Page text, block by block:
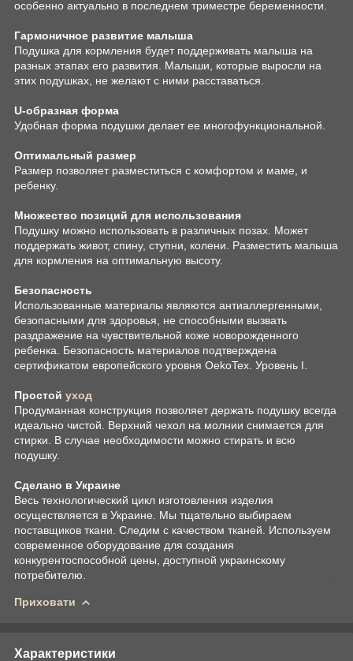
особенно актуально в последнем триместре беременности.
Гармоничное развитие малыша
Подушка для кормления будет поддерживать малыша на
разных этапах его развития. Малыши, которые выросли на
этих подушках, не желают с ними расставаться.
U-образная форма
Удобная форма подушки делает ее многофункциональной.
Оптимальный размер
Размер позволяет разместиться с комфортом и маме, и
ребенку.
Множество позиций для использования
Подушку можно использовать в различных позах. Может
поддержать живот, спину, ступни, колени. Разместить малыша
для кормления на оптимальную высоту.
Безопасность
Использованные материалы являются антиаллергенными,
безопасными для здоровья, не способными вызвать
раздражение на чувствительной коже новорожденного
ребенка. Безопасность материалов подтверждена
сертификатом европейского уровня OekoTex. Уровень I.
Простой уход
Продуманная конструкция позволяет держать подушку всегда
идеально чистой. Верхний чехол на молнии снимается для
стирки. В случае необходимости можно стирать и всю
подушку.
Сделано в Украине
Весь технологический цикл изготовления изделия
осуществляется в Украине. Мы тщательно выбираем
поставщиков ткани. Следим с качеством тканей. Используем
современное оборудование для создания
конкурентоспособной цены, доступной украинскому
потребителю.
Приховати
Характеристики